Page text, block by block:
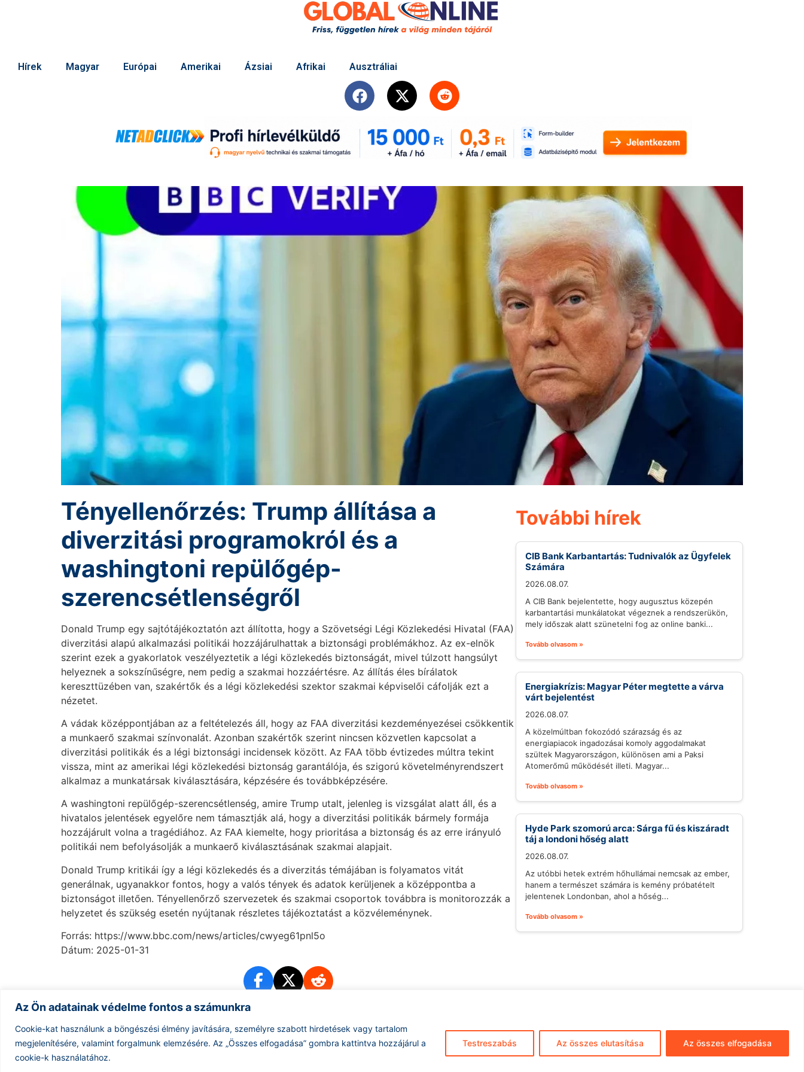
Az Ön adatainak védelme fontos a számunkra
Cookie-kat használunk a böngészési élmény javítására, személyre szabott hirdetések vagy tartalom
megjelenítésére, valamint forgalmunk elemzésére. Az „Összes elfogadása” gombra kattintva hozzájárul a
cookie-k használatához.
Testreszabás Az összes elutasítása Az összes elfogadása
Hírek Magyar Európai Amerikai Ázsiai Afrikai Ausztráliai
Tényellenőrzés: Trump állítása a
diverzitási programokról és a
washingtoni repülőgép-
szerencsétlenségről
Donald Trump egy sajtótájékoztatón azt állította, hogy a Szövetségi Légi Közlekedési Hivatal (FAA)
diverzitási alapú alkalmazási politikái hozzájárulhattak a biztonsági problémákhoz. Az ex-elnök
szerint ezek a gyakorlatok veszélyeztetik a légi közlekedés biztonságát, mivel túlzott hangsúlyt
helyeznek a sokszínűségre, nem pedig a szakmai hozzáértésre. Az állítás éles bírálatok
kereszttüzében van, szakértők és a légi közlekedési szektor szakmai képviselői cáfolják ezt a
nézetet.
A vádak középpontjában az a feltételezés áll, hogy az FAA diverzitási kezdeményezései csökkentik
a munkaerő szakmai színvonalát. Azonban szakértők szerint nincsen közvetlen kapcsolat a
diverzitási politikák és a légi biztonsági incidensek között. Az FAA több évtizedes múltra tekint
vissza, mint az amerikai légi közlekedési biztonság garantálója, és szigorú követelményrendszert
alkalmaz a munkatársak kiválasztására, képzésére és továbbképzésére.
A washingtoni repülőgép-szerencsétlenség, amire Trump utalt, jelenleg is vizsgálat alatt áll, és a
hivatalos jelentések egyelőre nem támasztják alá, hogy a diverzitási politikák bármely formája
hozzájárult volna a tragédiához. Az FAA kiemelte, hogy prioritása a biztonság és az erre irányuló
politikái nem befolyásolják a munkaerő kiválasztásának szakmai alapjait.
Donald Trump kritikái így a légi közlekedés és a diverzitás témájában is folyamatos vitát
generálnak, ugyanakkor fontos, hogy a valós tények és adatok kerüljenek a középpontba a
biztonságot illetően. Tényellenőrző szervezetek és szakmai csoportok továbbra is monitorozzák a
helyzetet és szükség esetén nyújtanak részletes tájékoztatást a közvéleménynek.
Forrás: https://www.bbc.com/news/articles/cwyeg61pnl5o
Dátum: 2025-01-31
További hírek
CIB Bank Karbantartás: Tudnivalók az Ügyfelek
Számára
2026.08.07.
A CIB Bank bejelentette, hogy augusztus közepén
karbantartási munkálatokat végeznek a rendszerükön,
mely időszak alatt szünetelni fog az online banki...
Tovább olvasom »
Energiakrízis: Magyar Péter megtette a várva
várt bejelentést
2026.08.07.
A közelmúltban fokozódó szárazság és az
energiapiacok ingadozásai komoly aggodalmakat
szültek Magyarországon, különösen ami a Paksi
Atomerőmű működését illeti. Magyar...
Tovább olvasom »
Hyde Park szomorú arca: Sárga fű és kiszáradt
táj a londoni hőség alatt
2026.08.07.
Az utóbbi hetek extrém hőhullámai nemcsak az ember,
hanem a természet számára is kemény próbatételt
jelentenek Londonban, ahol a hőség...
Tovább olvasom »
Hírarchívum Impresszum ÁSZF Adatkezelés